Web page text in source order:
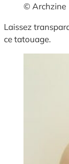
© Archzine
Laissez
ce tatouage.